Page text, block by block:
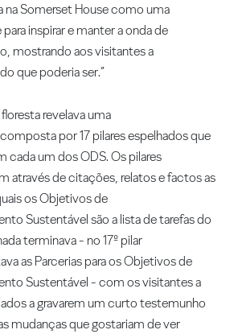
na Somerset House como uma
inspirar e manter a onda de
mostrando aos visitantes a
que poderia ser.”
revelava uma
por 17 pilares espelhados que
cada um dos ODS. Os pilares
através de citações, relatos e factos as
os Objetivos de
Sustentável são a lista de tarefas do
terminava - no 17º pilar
as Parcerias para os Objetivos de
Sustentável - com os visitantes a
a gravarem um curto testemunho
mudanças que gostariam de ver